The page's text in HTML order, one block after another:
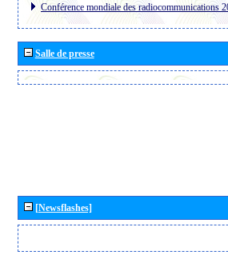
Conférence mondiale des radiocommunications
Salle de presse
[Newsflashes]